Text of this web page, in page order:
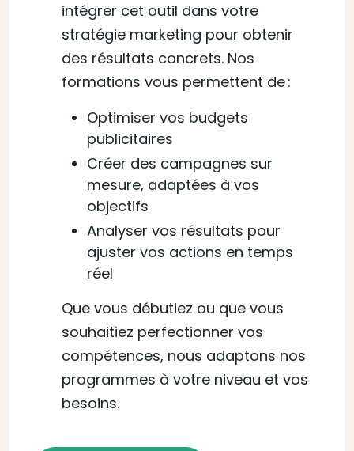
intégrer cet outil dans votre
stratégie marketing pour obtenir
des résultats concrets. Nos
formations vous permettent de :
Optimiser vos budgets
publicitaires
Créer des campagnes sur
mesure, adaptées à vos
objectifs
Analyser vos résultats pour
ajuster vos actions en temps
réel
Que vous débutiez ou que vous
souhaitiez perfectionner vos
compétences, nous adaptons nos
programmes à votre niveau et vos
besoins.